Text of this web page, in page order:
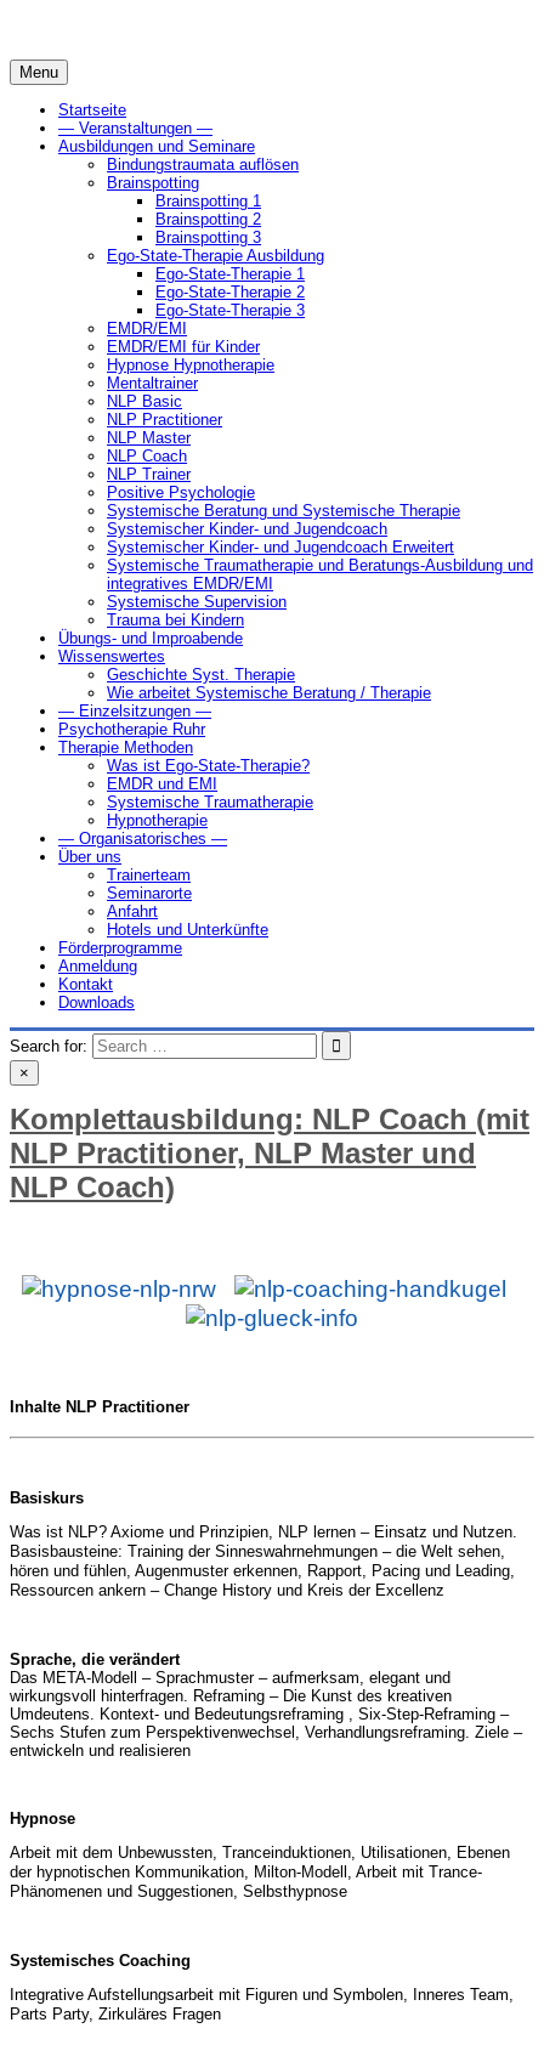
Menu
Startseite
— Veranstaltungen —
Ausbildungen und Seminare
Bindungstraumata auflösen
Brainspotting
Brainspotting 1
Brainspotting 2
Brainspotting 3
Ego-State-Therapie Ausbildung
Ego-State-Therapie 1
Ego-State-Therapie 2
Ego-State-Therapie 3
EMDR/EMI
EMDR/EMI für Kinder
Hypnose Hypnotherapie
Mentaltrainer
NLP Basic
NLP Practitioner
NLP Master
NLP Coach
NLP Trainer
Positive Psychologie
Systemische Beratung und Systemische Therapie
Systemischer Kinder- und Jugendcoach
Systemischer Kinder- und Jugendcoach Erweitert
Systemische Traumatherapie und Beratungs-Ausbildung und
integratives EMDR/EMI
Systemische Supervision
Trauma bei Kindern
Übungs- und Improabende
Wissenswertes
Geschichte Syst. Therapie
Wie arbeitet Systemische Beratung / Therapie
— Einzelsitzungen —
Psychotherapie Ruhr
Therapie Methoden
Was ist Ego-State-Therapie?
EMDR und EMI
Systemische Traumatherapie
Hypnotherapie
— Organisatorisches —
Über uns
Trainerteam
Seminarorte
Anfahrt
Hotels und Unterkünfte
Förderprogramme
Anmeldung
Kontakt
Downloads
Search for:
×
Komplettausbildung: NLP Coach (mit
NLP Practitioner, NLP Master und
NLP Coach)
Inhalte NLP Practitioner
Basiskurs
Was ist NLP? Axiome und Prinzipien, NLP lernen – Einsatz und Nutzen.
Basisbausteine: Training der Sinneswahrnehmungen – die Welt sehen,
hören und fühlen, Augenmuster erkennen, Rapport, Pacing und Leading,
Ressourcen ankern – Change History und Kreis der Excellenz
Sprache, die verändert
Das META-Modell – Sprachmuster – aufmerksam, elegant und
wirkungsvoll hinterfragen. Reframing – Die Kunst des kreativen
Umdeutens. Kontext- und Bedeutungsreframing , Six-Step-Reframing –
Sechs Stufen zum Perspektivenwechsel, Verhandlungsreframing. Ziele –
entwickeln und realisieren
Hypnose
Arbeit mit dem Unbewussten, Tranceinduktionen, Utilisationen, Ebenen
der hypnotischen Kommunikation, Milton-Modell, Arbeit mit Trance-
Phänomenen und Suggestionen, Selbsthypnose
Systemisches Coaching
Integrative Aufstellungsarbeit mit Figuren und Symbolen, Inneres Team,
Parts Party, Zirkuläres Fragen